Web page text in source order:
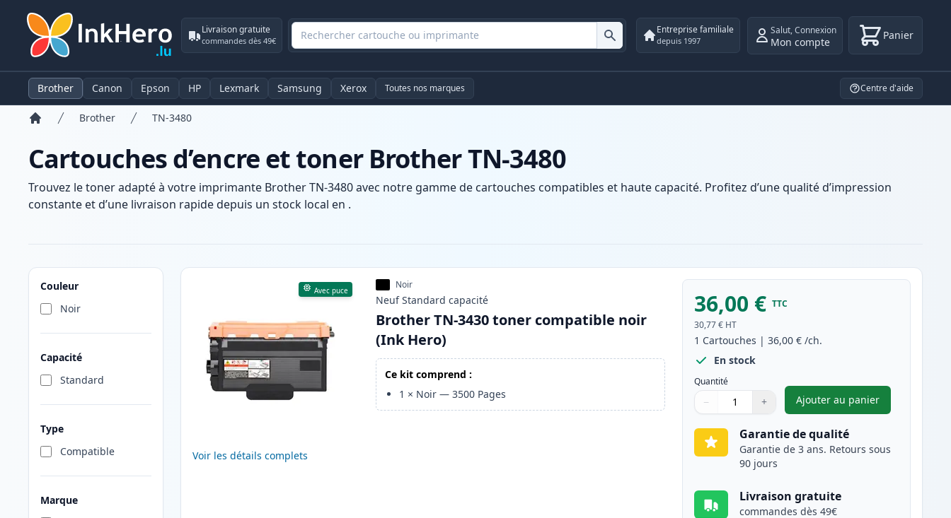
Livraison gratuite
commandes dès 49€
Entreprise familiale
depuis 1997
Salut,Connexion
Mon compte Panier
Brother Canon Epson HP Lexmark Samsung Xerox Toutes nos marques Centre d'aide
Brother TN-3480
Cartouches d’encre et toner Brother TN-3480
Trouvez le toner adapté à votre imprimante Brother TN-3480 avec notre gamme de cartouches compatibles et haute capacité. Profitez d’une qualité d’impression
constante et d’une livraison rapide depuis un stock local en .
Couleur
Noir
Capacité
Standard
Type
Compatible
Marque
Produits
Avec puce
Voir les détails complets
Noir
Neuf Standard capacité
Brother TN-3430 toner compatible noir
(Ink Hero)
Ce kit comprend :
1 × Noir —3500 Pages
36,00 € TTC
30,77 € HT
1 Cartouches |36,00 € /ch.
En stock
Quantité
Quantité
Utilisez les boutons pour ajuster
− +
Quantité
Ajouter au panier
,Brother TN-3430
Garantie de qualité
Garantie de 3 ans. Retours sous
90 jours
Livraison gratuite
commandes dès 49€